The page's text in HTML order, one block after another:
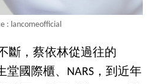
: lancomeofficial
斷，蔡依林從過往的
堂國際櫃、NARS，到近年